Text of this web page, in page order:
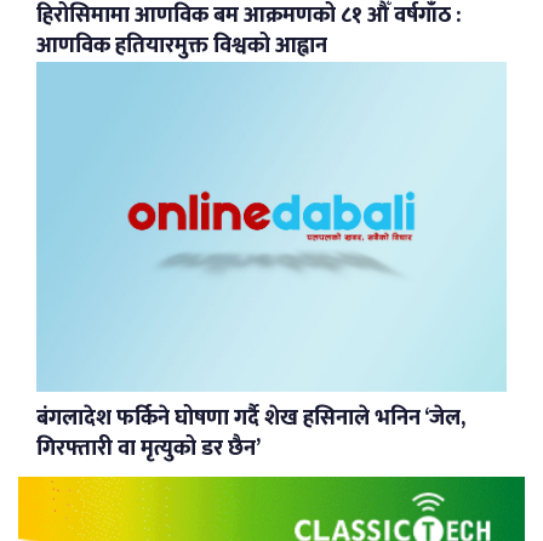
हिरोसिमामा आणविक बम आक्रमणको ८१ औँ वर्षगाँठ :
आणविक हतियारमुक्त विश्वको आह्वान
बंगलादेश फर्किने घोषणा गर्दै शेख हसिनाले भनिन ‘जेल,
गिरफ्तारी वा मृत्युको डर छैन’